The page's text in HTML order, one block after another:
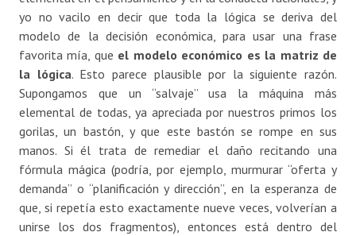
yo no vacilo en decir que toda la lógica se deriva del
modelo de la decisión económica, para usar una frase
favorita mía, que el modelo económico es la matriz de
la lógica. Esto parece plausible por la siguiente razón.
Supongamos que un “salvaje” usa la máquina más
elemental de todas, ya apreciada por nuestros primos los
gorilas, un bastón, y que este bastón se rompe en sus
manos. Si él trata de remediar el daño recitando una
fórmula mágica (podría, por ejemplo, murmurar “oferta y
demanda” o “planificación y dirección”, en la esperanza de
que, si repetía esto exactamente nueve veces, volverían a
unirse los dos fragmentos), entonces está dentro del